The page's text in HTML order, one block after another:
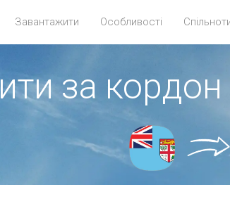
Завантажити Особливості
за